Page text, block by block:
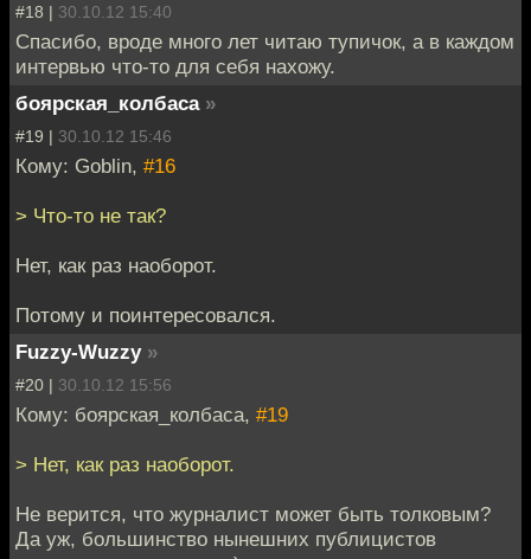
#18 | 30.10.12 15:40
Спасибо, вроде много лет читаю тупичок, а в каждом
интервью что-то для себя нахожу.
боярская_колбаса »
#19 | 30.10.12 15:46
Кому: Goblin, #16
> Что-то не так?
Нет, как раз наоборот.
Потому и поинтересовался.
Fuzzy-Wuzzy »
#20 | 30.10.12 15:56
Кому: боярская_колбаса, #19
> Нет, как раз наоборот.
Не верится, что журналист может быть толковым?
Да уж, большинство нынешних публицистов